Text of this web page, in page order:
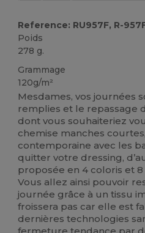
Reference: RU957F, R-
Poids
278 g.
Grammage
120g/m²
Mesdames, vos journées
remplies et le repassage
dont vous souhaiteriez
chemise manches
contemporaine avec les
quitter votre dressing,
proposée en 4 coloris et 8
Vous allez ainsi pouvoir
journée grâce à un tissu
froissera pas car elle est
dernières technologies
fermeture tendance par